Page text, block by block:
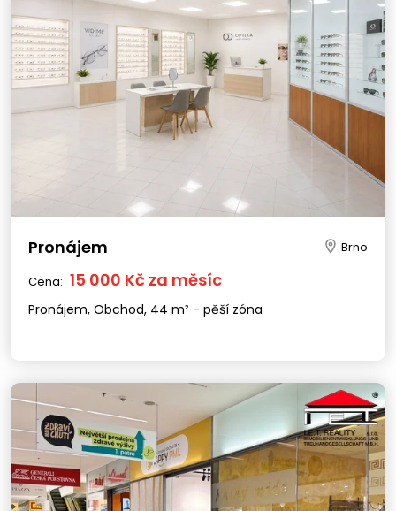
Pronájem Brno
Cena: 15 000 Kč za měsíc
Pronájem, Obchod, 44 m² - pěší zóna